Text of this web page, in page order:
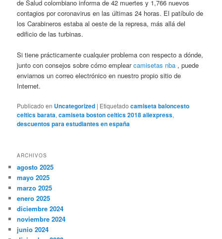
de Salud colombiano informa de 42 muertes y 1,766 nuevos
contagios por coronavirus en las últimas 24 horas. El patíbulo de
los Carabineros estaba al oeste de la represa, más allá del
edificio de las turbinas.
Si tiene prácticamente cualquier problema con respecto a dónde,
junto con consejos sobre cómo emplearcamisetas nba , puede
enviarnos un correo electrónico en nuestro propio sitio de
Internet.
Publicado en Uncategorized | Etiquetado camiseta baloncesto
celtics barata,camiseta boston celtics 2018 aliexpress,
descuentos para estudiantes en españa
ARCHIVOS
agosto 2025
mayo 2025
marzo 2025
enero 2025
diciembre 2024
noviembre 2024
junio 2024